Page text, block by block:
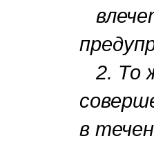
2. То
в